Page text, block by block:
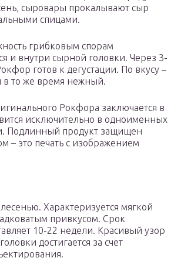
сыровары прокалывают сыр
спицами.
грибковым спорам
и внутри сырной головки. Через 3-
готов к дегустации. По вкусу –
в то же время нежный.
Рокфора заключается в
исключительно в одноименных
Подлинный продукт защищен
– это печать с изображением
Характеризуется мягкой
привкусом. Срок
10-22 недели. Красивый узор
достигается за счет